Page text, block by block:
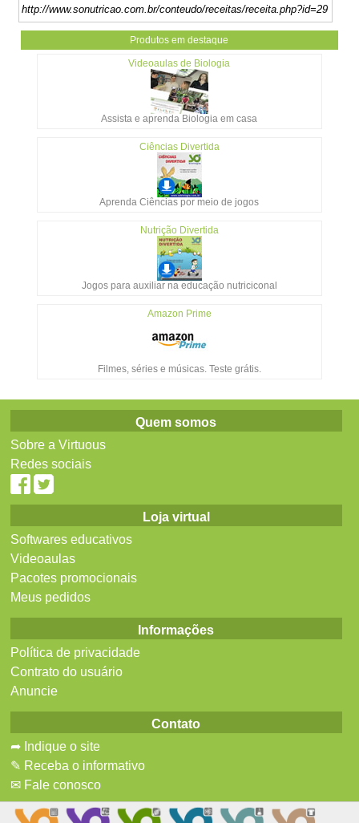
http://www.sonutricao.com.br/conteudo/receitas/receita.php?id=29
Produtos em destaque
Videoaulas de Biologia
Assista e aprenda Biologia em casa
Ciências Divertida
Aprenda Ciências por meio de jogos
Nutrição Divertida
Jogos para auxiliar na educação nutriciconal
Amazon Prime
Filmes, séries e músicas. Teste grátis.
Quem somos
Sobre a Virtuous
Redes sociais
Loja virtual
Softwares educativos
Videoaulas
Pacotes promocionais
Meus pedidos
Informações
Política de privacidade
Contrato do usuário
Anuncie
Contato
➦ Indique o site
✎ Receba o informativo
✉ Fale conosco